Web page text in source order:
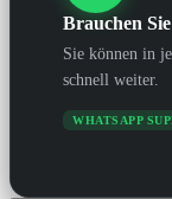
Brauchen
Sie können in
schnell weiter.
WHATSAPP